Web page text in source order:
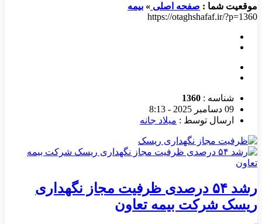
موقعیت شما : صفحه اصلی » بیمه
https://otaghshafaf.ir/?p=1360
شناسه : 1360
09 دسامبر 2025 - 8:13
ارسال توسط : میلاد جانه
رشد ۵۴ درصدی ظرفیت مجاز نگهداری
ریسک شرکت‌ بیمه تعاون